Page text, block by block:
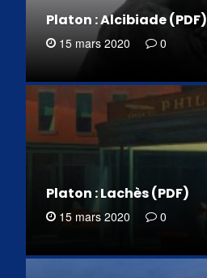
Platon : Alcibiade (PDF)
15 mars 2020 0
Platon : Lachès (PDF)
15 mars 2020 0